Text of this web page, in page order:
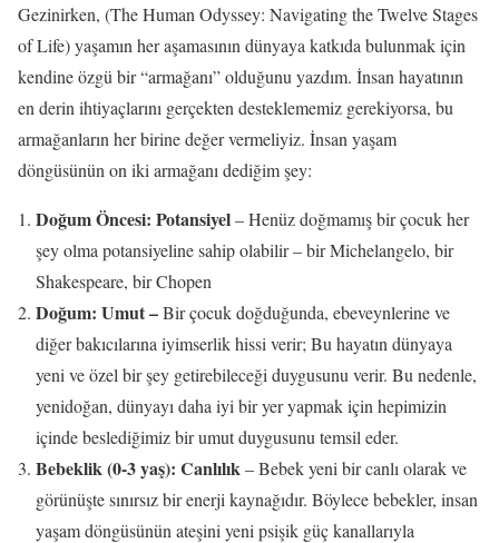
Gezinirken, (The Human Odyssey: Navigating the Twelve Stages
of Life) yaşamın her aşamasının dünyaya katkıda bulunmak için
kendine özgü bir “armağanı” olduğunu yazdım. İnsan hayatının
en derin ihtiyaçlarını gerçekten desteklememiz gerekiyorsa, bu
armağanların her birine değer vermeliyiz. İnsan yaşam
döngüsünün on iki armağanı dediğim şey:
Doğum Öncesi: Potansiyel– Henüz doğmamış bir çocuk her
şey olma potansiyeline sahip olabilir – bir Michelangelo, bir
Shakespeare, bir Chopen
Doğum: Umut –Bir çocuk doğduğunda, ebeveynlerine ve
diğer bakıcılarına iyimserlik hissi verir; Bu hayatın dünyaya
yeni ve özel bir şey getirebileceği duygusunu verir. Bu nedenle,
yenidoğan, dünyayı daha iyi bir yer yapmak için hepimizin
içinde beslediğimiz bir umut duygusunu temsil eder.
Bebeklik (0-3 yaş): Canlılık – Bebek yeni bir canlı olarak ve
görünüşte sınırsız bir enerji kaynağıdır. Böylece bebekler, insan
yaşam döngüsünün ateşini yeni psişik güç kanallarıyla